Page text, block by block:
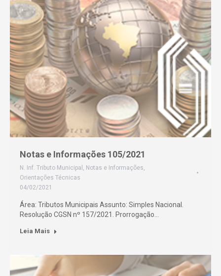
Notas e Informações 105/2021
N. Inf. Tributo Municipal , Notas e Informações,
Orientações Técnicas
04/02/2021
Área: Tributos Municipais Assunto: Simples Nacional.
Resolução CGSN nº 157/2021. Prorrogação…
Leia Mais